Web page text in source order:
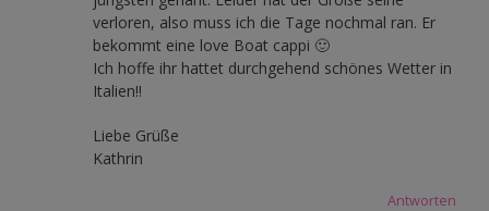
verloren, also muss ich die Tage nochmal ran. Er
bekommt eine love Boat cappi 🙂
Ich hoffe ihr hattet durchgehend schönes Wetter in
Italien!!
Liebe Grüße
Kathrin
Antworten